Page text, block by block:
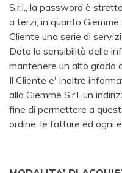
S.r.l., la password è
a terzi, in quanto
Cliente una serie di
Data la sensibilità delle
mantenere un alto grado
Il Cliente e' inoltre
alla Giemme S.r.l. un
fine di permettere a
ordine, le fatture ed ogni